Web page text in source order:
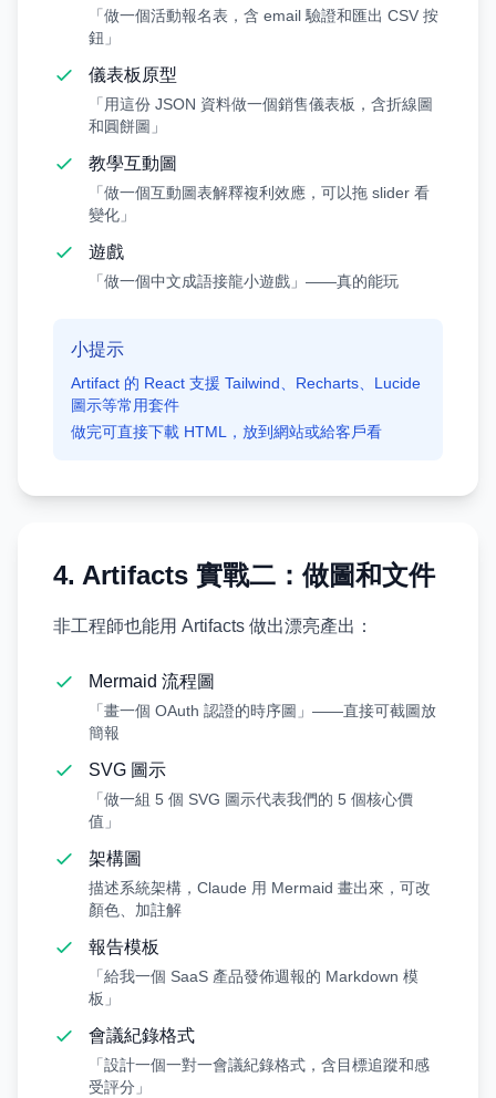
「做一個活動報名表，含 email 驗證和匯出 CSV 按
鈕」
儀表板原型
「用這份 JSON 資料做一個銷售儀表板，含折線圖
和圓餅圖」
教學互動圖
「做一個互動圖表解釋複利效應，可以拖 slider 看
變化」
遊戲
「做一個中文成語接龍小遊戲」——真的能玩
小提示
Artifact 的 React 支援 Tailwind、Recharts、Lucide
圖示等常用套件
做完可直接下載 HTML，放到網站或給客戶看
4. Artifacts 實戰二：做圖和文件
非工程師也能用 Artifacts 做出漂亮產出：
Mermaid 流程圖
「畫一個 OAuth 認證的時序圖」——直接可截圖放
簡報
SVG 圖示
「做一組 5 個 SVG 圖示代表我們的 5 個核心價
值」
架構圖
描述系統架構，Claude 用 Mermaid 畫出來，可改
顏色、加註解
報告模板
「給我一個 SaaS 產品發佈週報的 Markdown 模
板」
會議紀錄格式
「設計一個一對一會議紀錄格式，含目標追蹤和感
受評分」